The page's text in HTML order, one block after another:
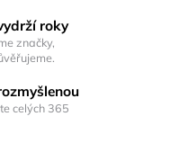
roky
značky,
celých 365